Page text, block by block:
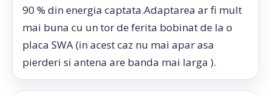
90 % din energia captata.Adaptarea ar fi mult
mai buna cu un tor de ferita bobinat de la o
placa SWA (in acest caz nu mai apar asa
pierderi si antena are banda mai larga ).